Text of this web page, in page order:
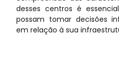
desses centros é
possam tomar decisões
em relação à sua